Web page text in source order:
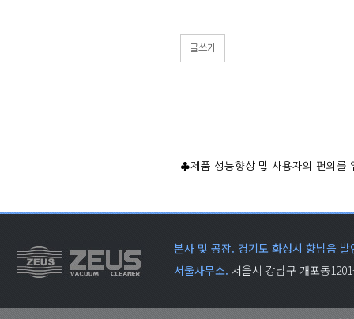
글쓰기
♣제품 성능향상 및 사용자의 편의를
본사 및 공장. 경기도 화성시 향남읍
서울사무소. 서울시 강남구 개포동